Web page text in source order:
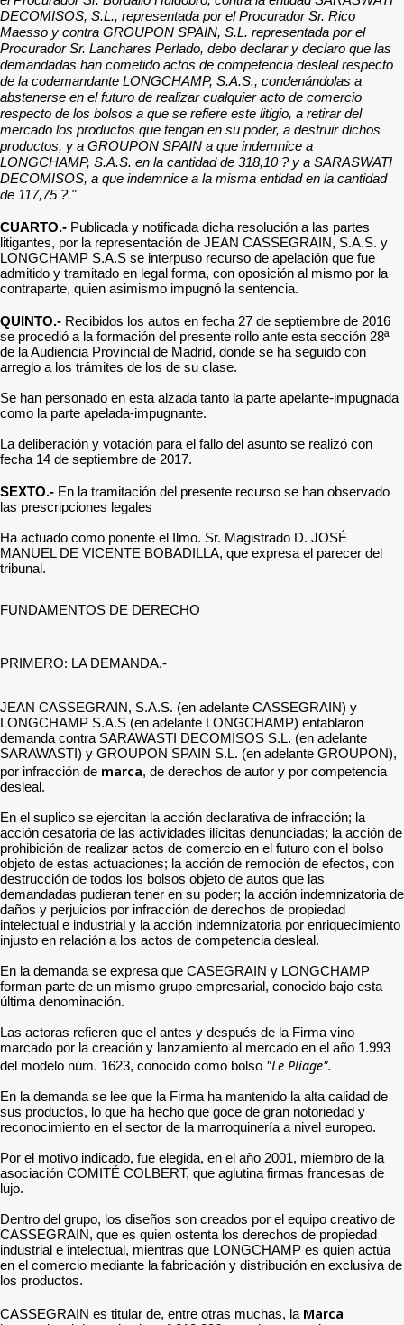
DECOMISOS, S.L., representada por el Procurador Sr. Rico
Maesso y contra GROUPON SPAIN, S.L. representada por el
Procurador Sr. Lanchares Perlado, debo declarar y declaro que las
demandadas han cometido actos de competencia desleal respecto
de la codemandante LONGCHAMP, S.A.S., condenándolas a
abstenerse en el futuro de realizar cualquier acto de comercio
respecto de los bolsos a que se refiere este litigio, a retirar del
mercado los productos que tengan en su poder, a destruir dichos
productos, y a GROUPON SPAIN a que indemnice a
LONGCHAMP, S.A.S. en la cantidad de 318,10 ? y a SARASWATI
DECOMISOS, a que indemnice a la misma entidad en la cantidad
de 117,75 ?."
CUARTO.- Publicada y notificada dicha resolución a las partes
litigantes, por la representación de JEAN CASSEGRAIN, S.A.S. y
LONGCHAMP S.A.S se interpuso recurso de apelación que fue
admitido y tramitado en legal forma, con oposición al mismo por la
contraparte, quien asimismo impugnó la sentencia.
QUINTO.- Recibidos los autos en fecha 27 de septiembre de 2016
se procedió a la formación del presente rollo ante esta sección 28ª
de la Audiencia Provincial de Madrid, donde se ha seguido con
arreglo a los trámites de los de su clase.
Se han personado en esta alzada tanto la parte apelante-impugnada
como la parte apelada-impugnante.
La deliberación y votación para el fallo del asunto se realizó con
fecha 14 de septiembre de 2017.
SEXTO.- En la tramitación del presente recurso se han observado
las prescripciones legales
Ha actuado como ponente el Ilmo. Sr. Magistrado D. JOSÉ
MANUEL DE VICENTE BOBADILLA, que expresa el parecer del
tribunal.
FUNDAMENTOS DE DERECHO
PRIMERO: LA DEMANDA.-
JEAN CASSEGRAIN, S.A.S. (en adelante CASSEGRAIN) y
LONGCHAMP S.A.S (en adelante LONGCHAMP) entablaron
demanda contra SARAWASTI DECOMISOS S.L. (en adelante
SARAWASTI) y GROUPON SPAIN S.L. (en adelante GROUPON),
por infracción de marca, de derechos de autor y por competencia
desleal.
En el suplico se ejercitan la acción declarativa de infracción; la
acción cesatoria de las actividades ilícitas denunciadas; la acción de
prohibición de realizar actos de comercio en el futuro con el bolso
objeto de estas actuaciones; la acción de remoción de efectos, con
destrucción de todos los bolsos objeto de autos que las
demandadas pudieran tener en su poder; la acción indemnizatoria de
daños y perjuicios por infracción de derechos de propiedad
intelectual e industrial y la acción indemnizatoria por enriquecimiento
injusto en relación a los actos de competencia desleal.
En la demanda se expresa que CASEGRAIN y LONGCHAMP
forman parte de un mismo grupo empresarial, conocido bajo esta
última denominación.
Las actoras refieren que el antes y después de la Firma vino
marcado por la creación y lanzamiento al mercado en el año 1.993
del modelo núm. 1623, conocido como bolso "Le Pliage".
En la demanda se lee que la Firma ha mantenido la alta calidad de
sus productos, lo que ha hecho que goce de gran notoriedad y
reconocimiento en el sector de la marroquinería a nivel europeo.
Por el motivo indicado, fue elegida, en el año 2001, miembro de la
asociación COMITÉ COLBERT, que aglutina firmas francesas de
lujo.
Dentro del grupo, los diseños son creados por el equipo creativo de
CASSEGRAIN, que es quien ostenta los derechos de propiedad
industrial e intelectual, mientras que LONGCHAMP es quien actúa
en el comercio mediante la fabricación y distribución en exclusiva de
los productos.
CASSEGRAIN es titular de, entre otras muchas, la Marca